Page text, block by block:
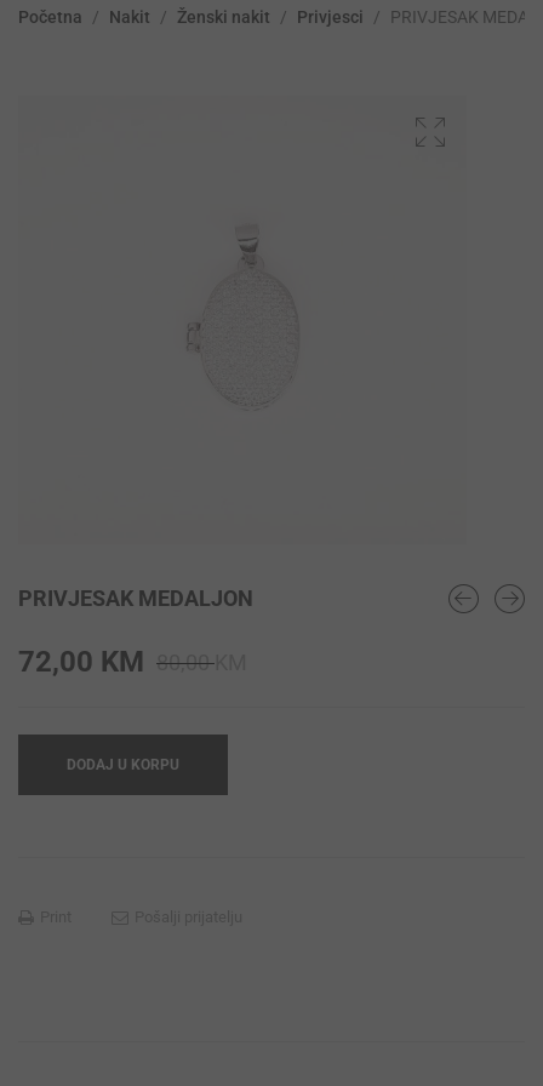
Početna / Nakit / Ženski nakit / Privjesci / PRIVJESAK
PRIVJESAK MEDALJON
80,00
72,00 KM
DODAJ U KORPU